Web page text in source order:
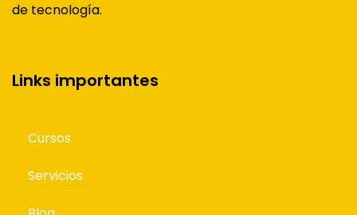
de tecnología.
Links importantes
Cursos
Servicios